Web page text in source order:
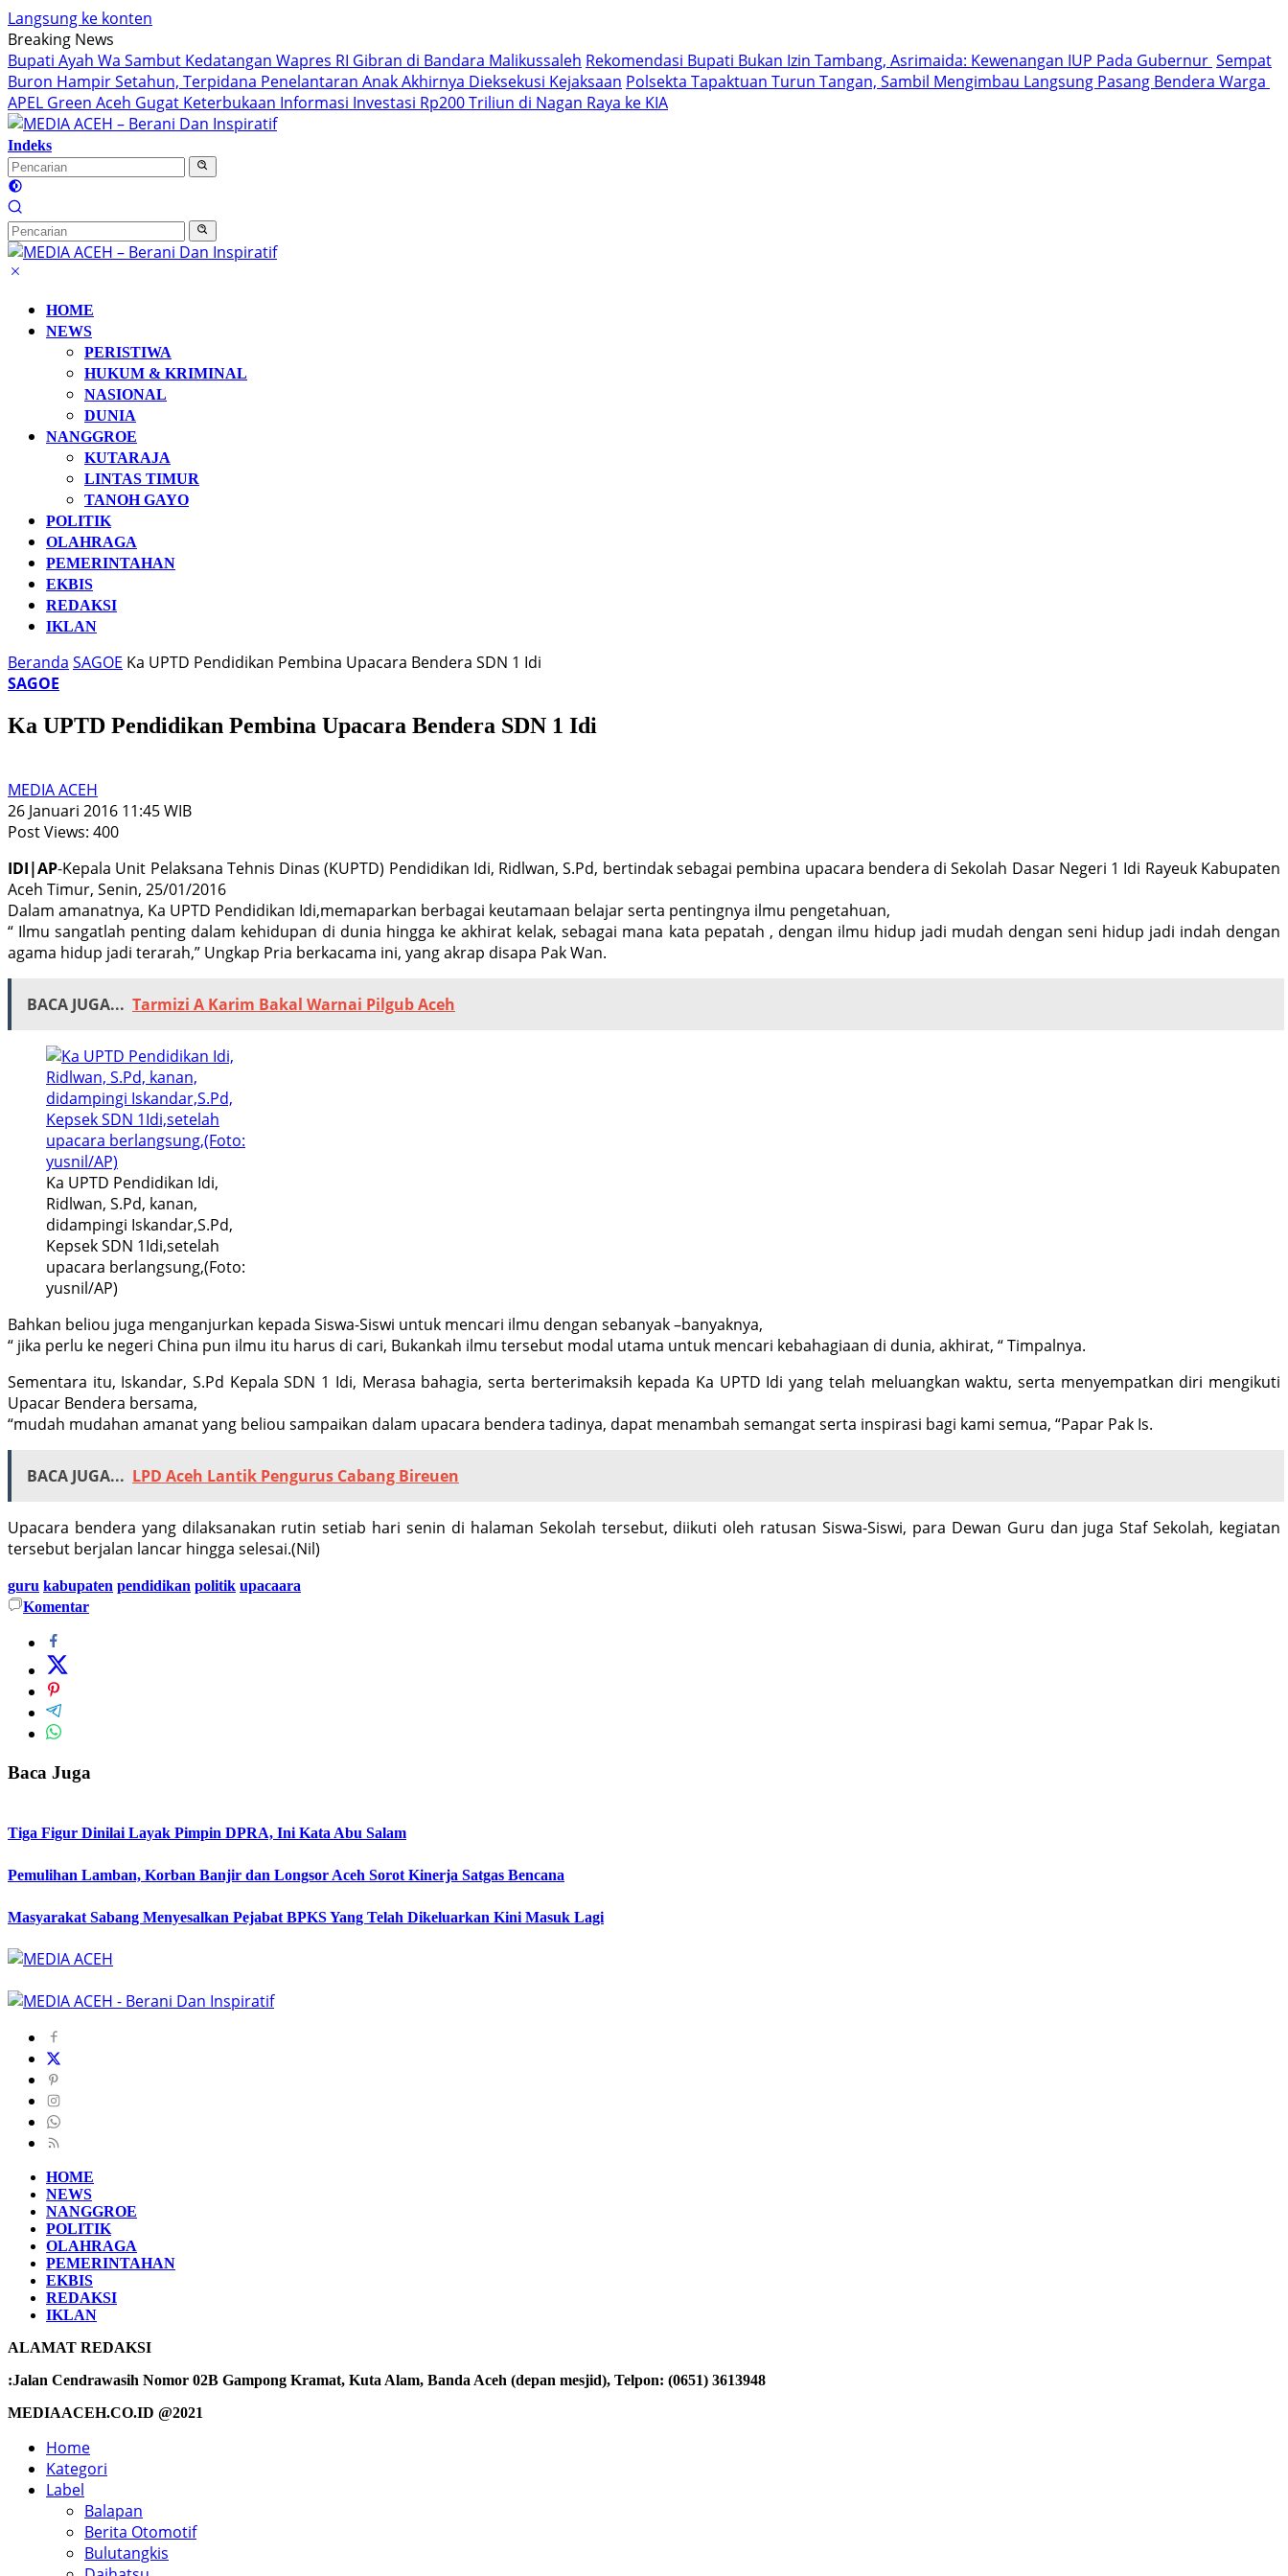
Langsung ke konten
Breaking News
Bupati Ayah Wa Sambut Kedatangan Wapres RI Gibran di Bandara Malikussaleh Rekomendasi Bupati Bukan Izin Tambang, Asrimaida: Kewenangan IUP Pada Gubernur Sempat
Buron Hampir Setahun, Terpidana Penelantaran Anak Akhirnya Dieksekusi Kejaksaan Polsekta Tapaktuan Turun Tangan, Sambil Mengimbau Langsung Pasang Bendera Warga
APEL Green Aceh Gugat Keterbukaan Informasi Investasi Rp200 Triliun di Nagan Raya ke KIA
Indeks
HOME
NEWS
PERISTIWA
HUKUM & KRIMINAL
NASIONAL
DUNIA
NANGGROE
KUTARAJA
LINTAS TIMUR
TANOH GAYO
POLITIK
OLAHRAGA
PEMERINTAHAN
EKBIS
REDAKSI
IKLAN
Beranda SAGOE Ka UPTD Pendidikan Pembina Upacara Bendera SDN 1 Idi
SAGOE
Ka UPTD Pendidikan Pembina Upacara Bendera SDN 1 Idi
MEDIA ACEH
26 Januari 2016 11:45 WIB
Post Views: 400
IDI|AP-Kepala Unit Pelaksana Tehnis Dinas (KUPTD) Pendidikan Idi, Ridlwan, S.Pd, bertindak sebagai pembina upacara bendera di Sekolah Dasar Negeri 1 Idi Rayeuk Kabupaten
Aceh Timur, Senin, 25/01/2016
Dalam amanatnya, Ka UPTD Pendidikan Idi,memaparkan berbagai keutamaan belajar serta pentingnya ilmu pengetahuan,
“ Ilmu sangatlah penting dalam kehidupan di dunia hingga ke akhirat kelak, sebagai mana kata pepatah , dengan ilmu hidup jadi mudah dengan seni hidup jadi indah dengan
agama hidup jadi terarah,” Ungkap Pria berkacama ini, yang akrap disapa Pak Wan.
BACA JUGA... Tarmizi A Karim Bakal Warnai Pilgub Aceh
Ka UPTD Pendidikan Idi,
Ridlwan, S.Pd, kanan,
didampingi Iskandar,S.Pd,
Kepsek SDN 1Idi,setelah
upacara berlangsung,(Foto:
yusnil/AP)
Bahkan beliou juga menganjurkan kepada Siswa-Siswi untuk mencari ilmu dengan sebanyak –banyaknya,
“ jika perlu ke negeri China pun ilmu itu harus di cari, Bukankah ilmu tersebut modal utama untuk mencari kebahagiaan di dunia, akhirat, “ Timpalnya.
Sementara itu, Iskandar, S.Pd Kepala SDN 1 Idi, Merasa bahagia, serta berterimaksih kepada Ka UPTD Idi yang telah meluangkan waktu, serta menyempatkan diri mengikuti
Upacar Bendera bersama,
“mudah mudahan amanat yang beliou sampaikan dalam upacara bendera tadinya, dapat menambah semangat serta inspirasi bagi kami semua, “Papar Pak Is.
BACA JUGA... LPD Aceh Lantik Pengurus Cabang Bireuen
Upacara bendera yang dilaksanakan rutin setiab hari senin di halaman Sekolah tersebut, diikuti oleh ratusan Siswa-Siswi, para Dewan Guru dan juga Staf Sekolah, kegiatan
tersebut berjalan lancar hingga selesai.(Nil)
guru kabupaten pendidikan politik upacaara
Komentar
Baca Juga
Tiga Figur Dinilai Layak Pimpin DPRA, Ini Kata Abu Salam
Pemulihan Lamban, Korban Banjir dan Longsor Aceh Sorot Kinerja Satgas Bencana
Masyarakat Sabang Menyesalkan Pejabat BPKS Yang Telah Dikeluarkan Kini Masuk Lagi
HOME
NEWS
NANGGROE
POLITIK
OLAHRAGA
PEMERINTAHAN
EKBIS
REDAKSI
IKLAN
ALAMAT REDAKSI
:Jalan Cendrawasih Nomor 02B Gampong Kramat, Kuta Alam, Banda Aceh (depan mesjid), Telpon: (0651) 3613948
MEDIAACEH.CO.ID @2021
Home
Kategori
Label
Balapan
Berita Otomotif
Bulutangkis